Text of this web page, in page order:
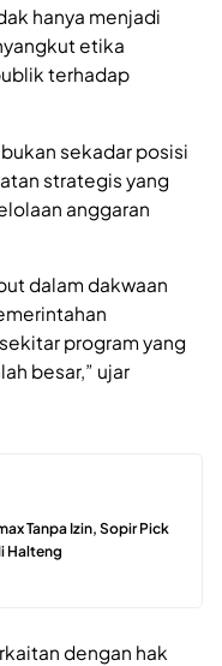
hanya menjadi
etika
terhadap
sekadar posisi
strategis yang
anggaran
dalam dakwaan
program yang
besar,” ujar
Tanpa Izin, Sopir Pick
Halteng
dengan hak